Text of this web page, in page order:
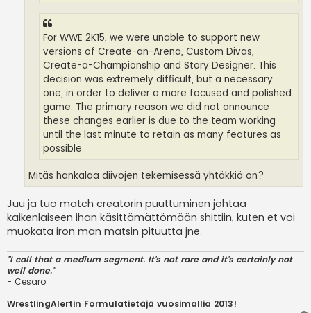
For WWE 2K15, we were unable to support new
versions of Create-an-Arena, Custom Divas,
Create-a-Championship and Story Designer. This
decision was extremely difficult, but a necessary
one, in order to deliver a more focused and polished
game. The primary reason we did not announce
these changes earlier is due to the team working
until the last minute to retain as many features as
possible
Mitäs hankalaa diivojen tekemisessä yhtäkkiä on?
Juu ja tuo match creatorin puuttuminen johtaa
kaikenlaiseen ihan käsittämättömään shittiin, kuten et voi
muokata iron man matsin pituutta jne.
"I call that a medium segment. It's not rare and it's certainly not
well done."
- Cesaro
WrestlingAlertin Formulatietäjä vuosimallia 2013!